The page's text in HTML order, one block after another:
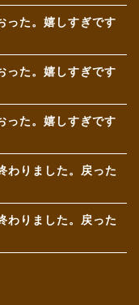
った。嬉しすぎです
った。嬉しすぎです
った。嬉しすぎです
わりました。戻った
わりました。戻った